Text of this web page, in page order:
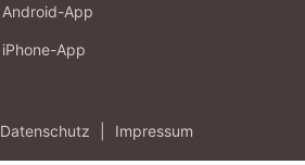
Android-App
iPhone-App
Datenschutz Impressum